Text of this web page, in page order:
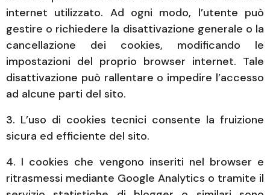
internet utilizzato. Ad ogni modo, l’utente può
gestire o richiedere la disattivazione generale o la
cancellazione dei cookies, modificando le
impostazioni del proprio browser internet. Tale
disattivazione può rallentare o impedire l’accesso
ad alcune parti del sito.
3. L’uso di cookies tecnici consente la fruizione
sicura ed efficiente del sito.
4. I cookies che vengono inseriti nel browser e
ritrasmessi mediante Google Analytics o tramite il